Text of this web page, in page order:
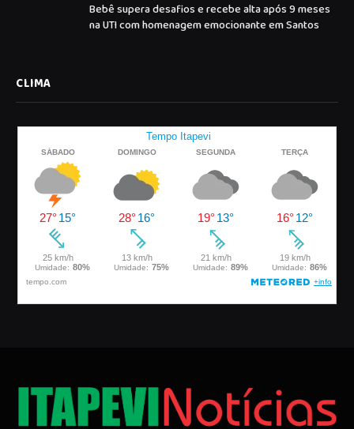
Bebê supera desafios e recebe alta após 9 meses
na UTI com homenagem emocionante em Santos
CLIMA